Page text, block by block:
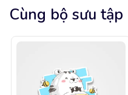
Cùng bộ sưu tập